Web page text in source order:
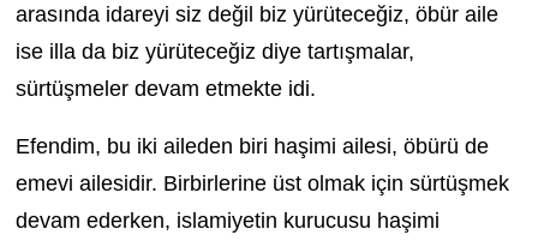
arasında idareyi siz değil biz yürüteceğiz, öbür aile
ise illa da biz yürüteceğiz diye tartışmalar,
sürtüşmeler devam etmekte idi.
Efendim, bu iki aileden biri haşimi ailesi, öbürü de
emevi ailesidir. Birbirlerine üst olmak için sürtüşmek
devam ederken, islamiyetin kurucusu haşimi